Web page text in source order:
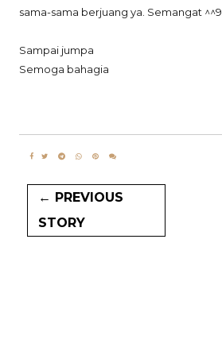
sama-sama berjuang ya. Semangat ^^9
Sampai jumpa
Semoga bahagia
← PREVIOUS
STORY